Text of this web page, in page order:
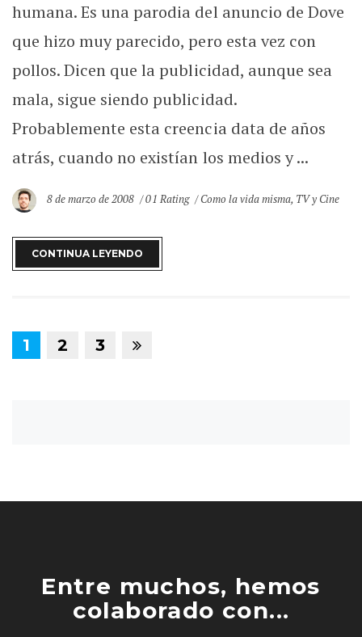
humana. Es una parodia del anuncio de Dove
que hizo muy parecido, pero esta vez con
pollos. Dicen que la publicidad, aunque sea
mala, sigue siendo publicidad.
Probablemente esta creencia data de años
atrás, cuando no existían los medios y ...
8 de marzo de 2008 01 Rating Como la vida misma, TV y Cine
CONTINUA LEYENDO
1 2 3
Entre muchos, hemos
colaborado con...